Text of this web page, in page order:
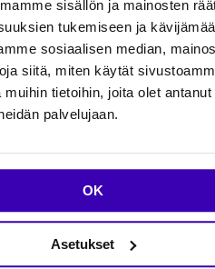
sisällön ja mainosten
tukemiseen ja
sosiaalisen median,
siitä, miten käytät
tietoihin, joita olet
palvelujaan.
OK
Asetukset